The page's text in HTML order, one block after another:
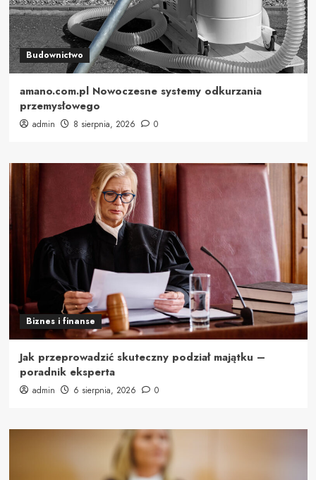
Budownictwo
amano.com.pl Nowoczesne systemy odkurzania
przemysłowego
admin 8 sierpnia, 2026 0
Biznes i finanse
Jak przeprowadzić skuteczny podział majątku –
poradnik eksperta
admin 6 sierpnia, 2026 0